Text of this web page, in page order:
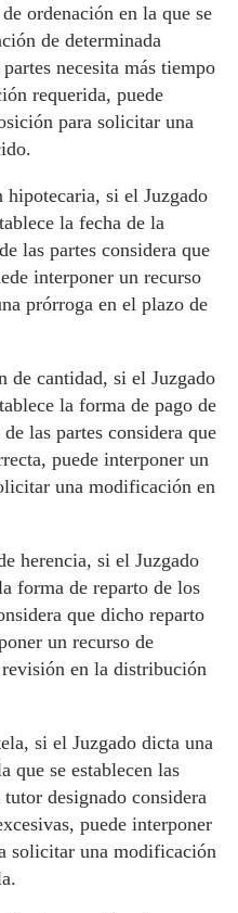
ordenación en la que se
de determinada
necesita más tiempo
requerida, puede
para solicitar una
hipotecaria, si el Juzgado
la fecha de la
las partes considera que
interponer un recurso
prórroga en el plazo de
de cantidad, si el Juzgado
la forma de pago de
las partes considera que
puede interponer un
una modificación en
herencia, si el Juzgado
forma de reparto de los
que dicho reparto
un recurso de
en la distribución
si el Juzgado dicta una
que se establecen las
designado considera
puede interponer
solicitar una modificación